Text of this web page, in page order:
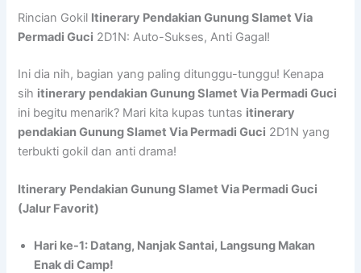
Rincian Gokil Itinerary Pendakian Gunung Slamet Via
Permadi Guci 2D1N: Auto-Sukses, Anti Gagal!
Ini dia nih, bagian yang paling ditunggu-tunggu! Kenapa
sih itinerary pendakian Gunung Slamet Via Permadi Guci
ini begitu menarik? Mari kita kupas tuntas itinerary
pendakian Gunung Slamet Via Permadi Guci 2D1N yang
terbukti gokil dan anti drama!
Itinerary Pendakian Gunung Slamet Via Permadi Guci
(Jalur Favorit)
Hari ke-1: Datang, Nanjak Santai, Langsung Makan
Enak di Camp!